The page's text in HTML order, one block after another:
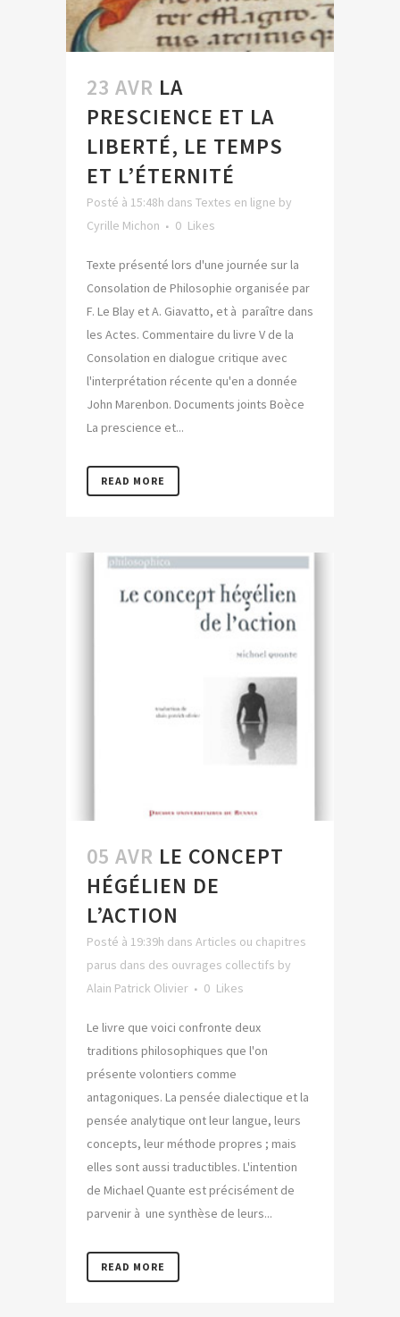
23 AVR LA
PRESCIENCE ET LA
LIBERTÉ, LE TEMPS
ET L’ÉTERNITÉ
Posté à 15:48h dans Textes en ligne by
Cyrille Michon
0 Likes
Texte présenté lors d'une journée sur la
Consolation de Philosophie organisée par
F. Le Blay et A. Giavatto, et à paraître dans
les Actes. Commentaire du livre V de la
Consolation en dialogue critique avec
l'interprétation récente qu'en a donnée
John Marenbon. Documents joints Boèce
La prescience et...
READ MORE
05 AVR LE CONCEPT
HÉGÉLIEN DE
L’ACTION
Posté à 19:39h dans Articles ou chapitres
parus dans des ouvrages collectifs by
Alain Patrick Olivier
0 Likes
Le livre que voici confronte deux
traditions philosophiques que l'on
présente volontiers comme
antagoniques. La pensée dialectique et la
pensée analytique ont leur langue, leurs
concepts, leur méthode propres ; mais
elles sont aussi traductibles. L'intention
de Michael Quante est précisément de
parvenir à une synthèse de leurs...
READ MORE